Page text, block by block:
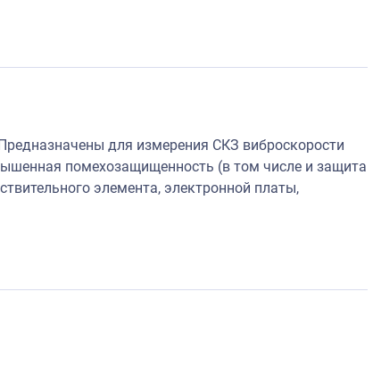
для измерения СКЗ виброскорости
помехозащищенность (в том числе и защита
элемента, электронной платы,